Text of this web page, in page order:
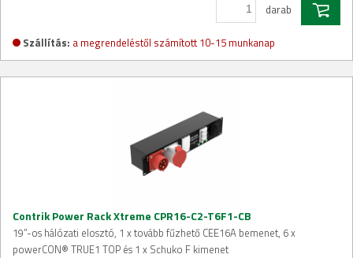
darab
Szállítás: a megrendeléstől számított 10-15 munkanap
Contrik Power Rack Xtreme CPR16-C2-T6F1-CB
19”-os hálózati elosztó, 1 x tovább fűzhető CEE16A bemenet, 6 x
powerCON® TRUE1 TOP és 1 x Schuko F kimenet